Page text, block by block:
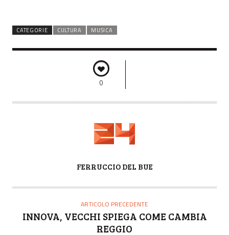
CATEGORIE CULTURA MUSICA
0
T
FERRUCCIO DEL BUE
ARTICOLO PRECEDENTE
INNOVA, VECCHI SPIEGA COME CAMBIA
REGGIO